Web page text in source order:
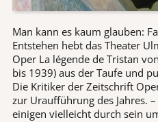
Man kann es kaum glauben:
Entstehen hebt das Theater
Oper La légende de Tristan
bis 1939) aus der Taufe und
Die Kritiker der Zeitschrift
zur Uraufführung des Jahres.
einigen vielleicht durch sein